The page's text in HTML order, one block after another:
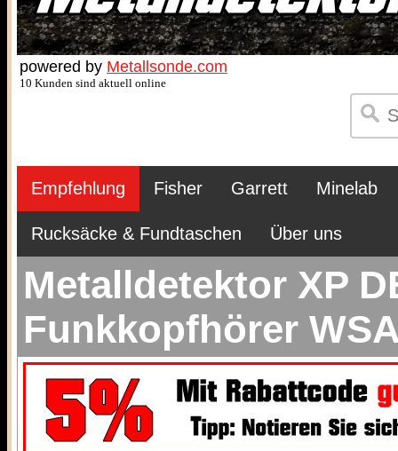
powered by Metallsonde.com
10 Kunden sind aktuell online
Empfehlung Fisher Garrett Minelab
Rucksäcke & Fundtaschen Über uns
Metalldetektor XP
Funkkopfhörer